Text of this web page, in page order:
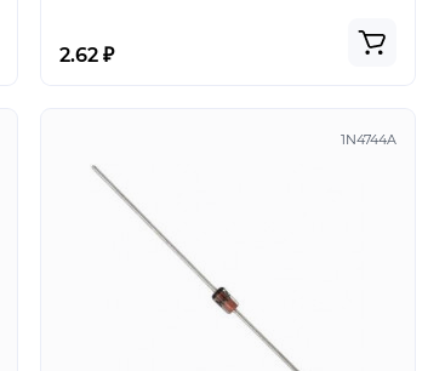
2.62 ₽
1N4744A